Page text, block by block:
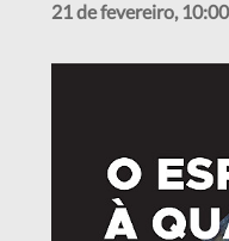
21 de fevereiro,